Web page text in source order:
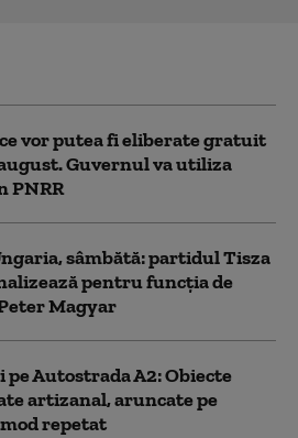
vor putea fi eliberate gratuit
Guvernul va utiliza
PNRR
sâmbătă: partidul Tisza
pentru funcția de
Magyar
Autostrada A2: Obiecte
artizanal, aruncate pe
repetat